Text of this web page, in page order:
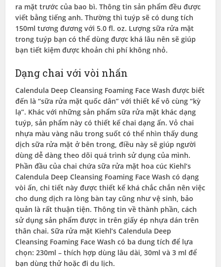
ra mặt trước của bao bì. Thông tin sản phẩm đều được
viết bằng tiếng anh. Thường thì tuýp sẽ có dung tích
150ml tương đương với 5.0 fl. oz. Lượng sữa rửa mặt
trong tuýp bạn có thể dùng được khá lâu nên sẽ giúp
bạn tiết kiệm được khoản chi phí không nhỏ.
Dạng chai với vòi nhấn
Calendula Deep Cleansing Foaming Face Wash được biết
đến là “sữa rửa mặt quốc dân” với thiết kế vô cùng “kỳ
lạ”. Khác với những sản phẩm sữa rửa mặt khác dạng
tuýp, sản phẩm này có thiết kế chai dạng ấn. Vỏ chai
nhựa màu vàng nâu trong suốt có thể nhìn thấy dung
dịch sữa rửa mặt ở bên trong, điều này sẽ giúp người
dùng dễ dàng theo dõi quá trình sử dụng của mình.
Phần đầu của chai chứa sữa rửa mặt hoa cúc Kiehl’s
Calendula Deep Cleansing Foaming Face Wash có dạng
vòi ấn, chi tiết này được thiết kế khá chắc chắn nên việc
cho dung dịch ra lòng bàn tay cũng như vệ sinh, bảo
quản là rất thuận tiện. Thông tin về thành phần, cách
sử dụng sản phẩm được in trên giấy ép nhựa dán trên
thân chai. Sữa rửa mặt Kiehl’s Calendula Deep
Cleansing Foaming Face Wash có ba dung tích để lựa
chọn: 230ml – thích hợp dùng lâu dài, 30ml và 3 ml để
bạn dùng thử hoặc đi du lịch.